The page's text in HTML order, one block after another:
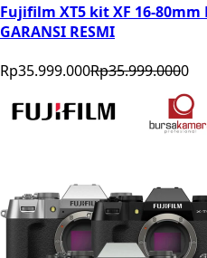
Fujifilm XT5 kit XF 16-80mm
GARANSI RESMI
Rp35.999.000Rp35.999.0000